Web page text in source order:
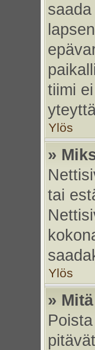
tiimi
Ylös
»
tai
Ylös
»